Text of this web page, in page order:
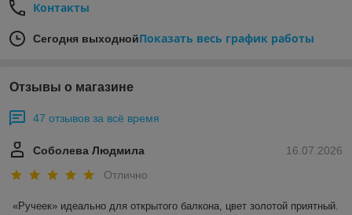
Контакты
Сегодня выходнойПоказать весь график работы
Отзывы о магазине
47 отзывов за всё время
16.07.2026
Соболева Людмила
Отлично
«Ручеек» идеально для открытого балкона, цвет золотой приятный.